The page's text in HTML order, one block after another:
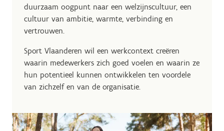
duurzaam oogpunt naar een welzijnscultuur, een
cultuur van ambitie, warmte, verbinding en
vertrouwen.
Sport Vlaanderen wil een werkcontext creëren
waarin medewerkers zich goed voelen en waarin ze
hun potentieel kunnen ontwikkelen ten voordele
van zichzelf en van de organisatie.